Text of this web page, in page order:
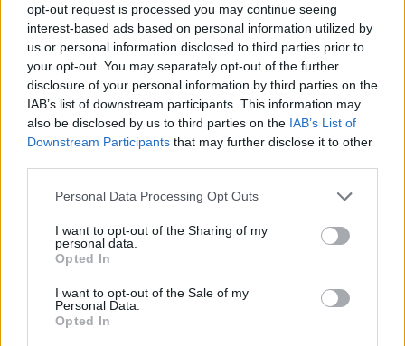
opt-out request is processed you may continue seeing
interest-based ads based on personal information utilized by
us or personal information disclosed to third parties prior to
your opt-out. You may separately opt-out of the further
disclosure of your personal information by third parties on the
IAB’s list of downstream participants. This information may
also be disclosed by us to third parties on the IAB’s List of
Downstream Participants that may further disclose it to other
Personal Data Processing Opt Outs
I want to opt-out of the Sharing of my
personal data.
Opted In
I want to opt-out of the Sale of my
Personal Data.
Opted In
Švýcarsko, Krkonoše, Podyjí a
Šumava na sobotu 23. a neděli
24. května bohatý program
pro rodiny s dětmi, milovníky přírody i odbornou veřejnost. Akce
není pouze oslavou druhové pestrosti a divočiny, ale také
zahájením nové spolupráce mezi parky v oblasti vzdělávání a
udržitelného turismu.
Zhoubná čistota vody. Souboj s invazním druhem
v Ženevském jezeře jsme prohráli
19.5.2026 | PRAHA ( Ekolist.cz
Na první pohled to vypadá
jako báječná zpráva. Vody
nyní. Jenže ta veskrze pozitivní
informace o čistotě vod největšího západoevropského jezera má
pořádný háček. Pruhovaný.